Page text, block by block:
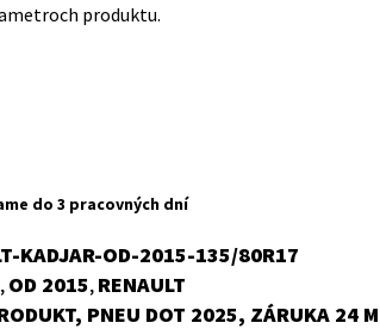
produktu.
do 3 pracovných dní
KADJAR-OD-2015-135/80R17
, OD 2015, RENAULT
PNEU DOT 2025, ZÁRUKA 24